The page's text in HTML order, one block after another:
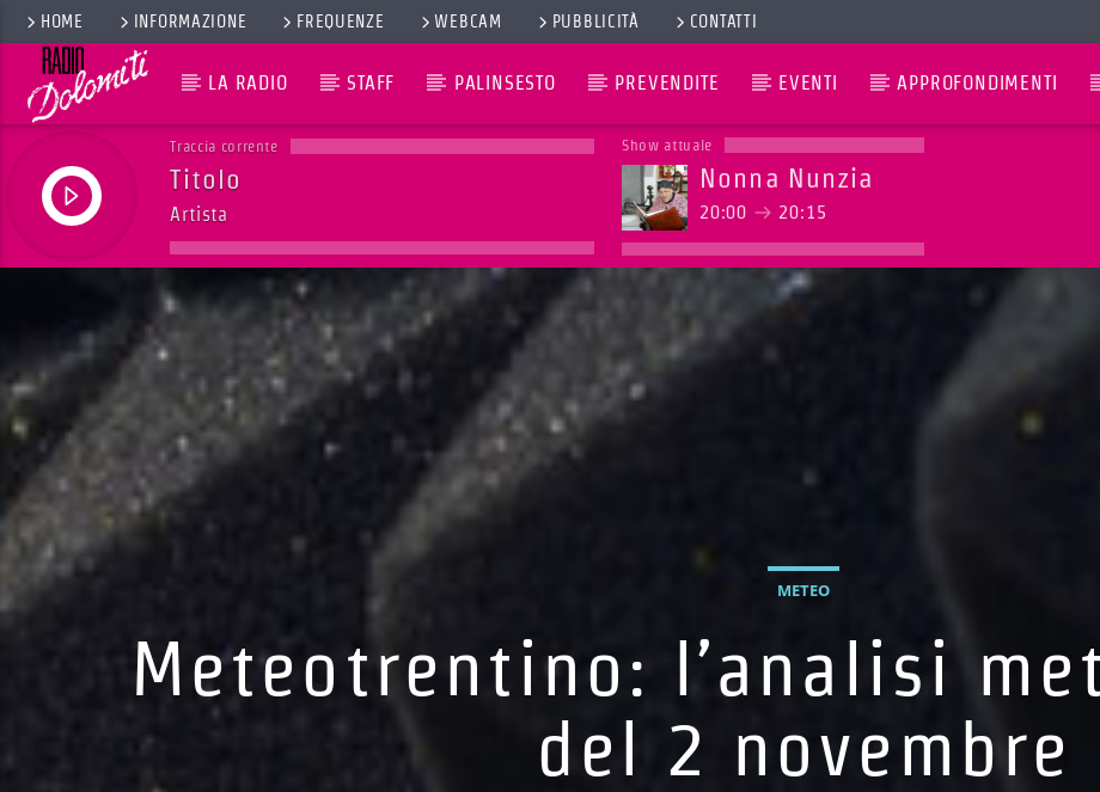
HOME INFORMAZIONE FREQUENZE WEBCAM PUBBLICITÀ CONTATTI
LA RADIO STAFF PALINSESTO PREVENDITE EVENTI APPROFONDIMENTI
Traccia corrente
Titolo
Artista
Show attuale
Nonna Nunzia
20:00 20:15
METEO
Meteotrentino: l’analisi
del 2 novembre